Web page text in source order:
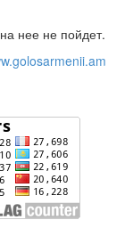
нее не пойдет.